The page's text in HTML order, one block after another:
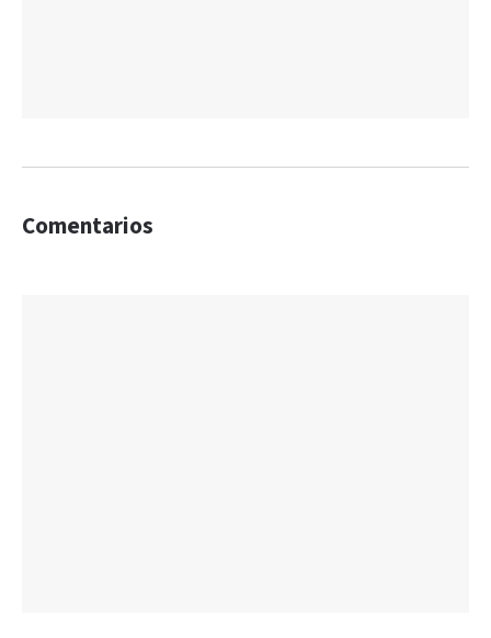
Comentarios